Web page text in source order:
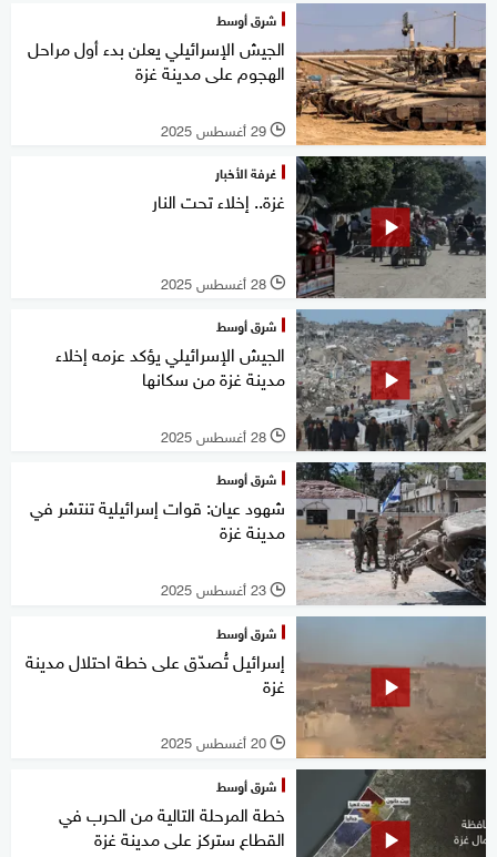
شرق أوسط
الجيش الإسرائيلي يعلن بدء أول مراحل
الهجوم على مدينة غزة
l 29 أغسطس 2025
غرفة الأخبار
غزة.. إخلاء تحت النار
l 28 أغسطس 2025
شرق أوسط
الجيش الإسرائيلي يؤكد عزمه إخلاء
مدينة غزة من سكانها
l 28 أغسطس 2025
شرق أوسط
شهود عيان: قوات إسرائيلية تنتشر في
مدينة غزة
l 23 أغسطس 2025
شرق أوسط
إسرائيل تُصدّق على خطة احتلال مدينة
غزة
l 20 أغسطس 2025
شرق أوسط
خطة المرحلة التالية من الحرب في
القطاع ستركز على مدينة غزة